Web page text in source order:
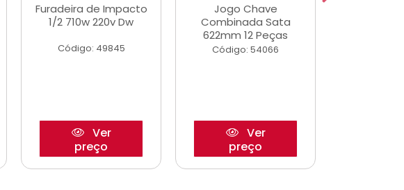
Furadeira de Impacto
1/2 710w 220v Dw
Código: 49845
Ver
preço
Jogo Chave
Combinada Sata
622mm 12 Peças
Código: 54066
Ver
preço